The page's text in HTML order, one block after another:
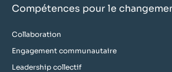
Compétences pour le
Collaboration
Engagement communautaire
Leadership collectif